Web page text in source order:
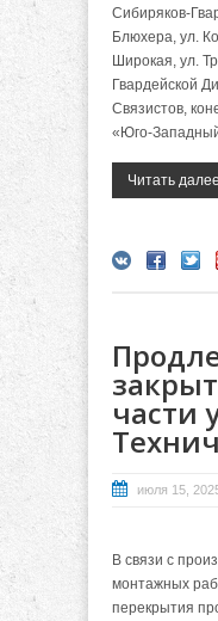
Сибиряков-
Блюхера, ул.
Широкая, ул.
Гвардейской
Связистов,
«Юго-
Читать
части
июля 15,
В связи с
монтажных
перекрытия